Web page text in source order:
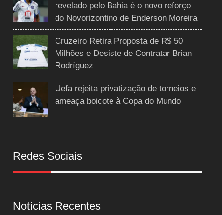
revelado pelo Bahia é o novo reforço
do Novorizontino de Enderson Moreira
Cruzeiro Retira Proposta de R$ 50
Milhões e Desiste de Contratar Brian
Rodríguez
Uefa rejeita privatização de torneios e
ameaça boicote à Copa do Mundo
Redes Sociais
Notícias Recentes